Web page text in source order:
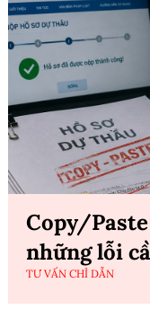
Copy/
những lỗi
TƯ VẤN CHỈ DẪN